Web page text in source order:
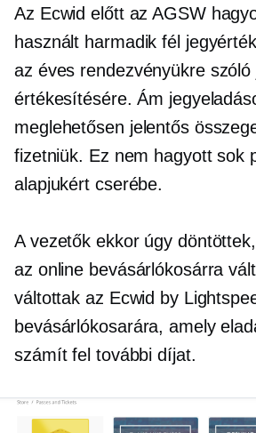
Az Ecwid előtt az AGSW
használt harmadik fél
az éves rendezvényükre szóló
értékesítésére. Ám
meglehetősen jelentős
fizetniük. Ez nem hagyott sok
alapjukért cserébe.
A vezetők ekkor úgy
az online bevásárlókosárra
váltottak az Ecwid by
bevásárlókosarára, amely
számít fel további díjat.